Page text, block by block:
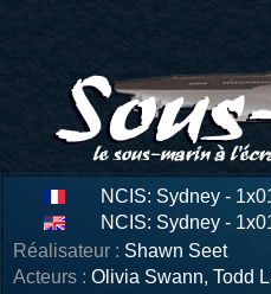
NCIS: Sydney -
NCIS: Sydney -
Réalisateur : Shawn Seet
Acteurs : Olivia Swann, Todd